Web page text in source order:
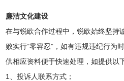
廉洁文化建设
在与锐欧合作过程中，锐欧始终坚持
败实行“零容忍”，如有违规违纪行为
供相应资料便于快速处理，如提供以
1、投诉人联系方式；